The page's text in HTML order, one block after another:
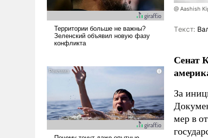
@ Aashish
Tекст:
Сенат
За
мер в